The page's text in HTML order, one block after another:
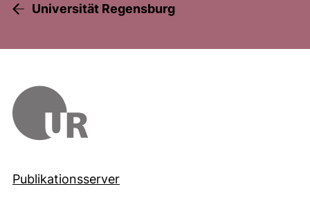
Universität Regensburg
Publikationsserver